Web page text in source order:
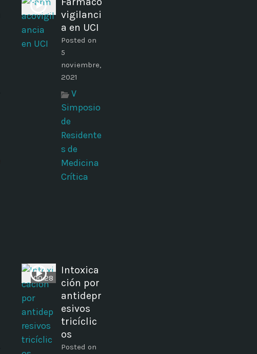
vigilanci
a en UCI
Posted on
5
noviembre,
2021
V
Simposio
de
Residente
s de
Medicina
Crítica
00:28
Intoxica
ción por
antidepr
esivos
tricíclic
os
Posted on